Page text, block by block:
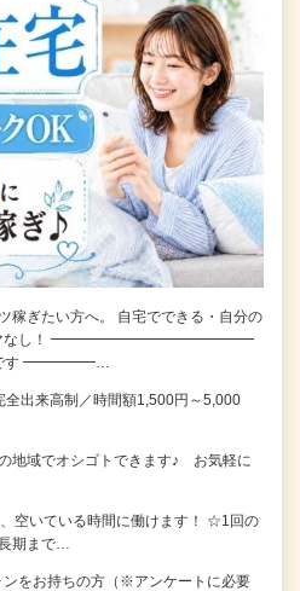
稼ぎたい方へ。 自宅でできる・自分の
ルマなし！ ━━━━━━━━━━━━━━
す ━━━━━…
全出来高制／時間額1,500円～5,000
地域でオシゴトできます♪ お気軽に
空いている時間に働けます！ ☆1回の
期まで…
をお持ちの方（※アンケートに必要